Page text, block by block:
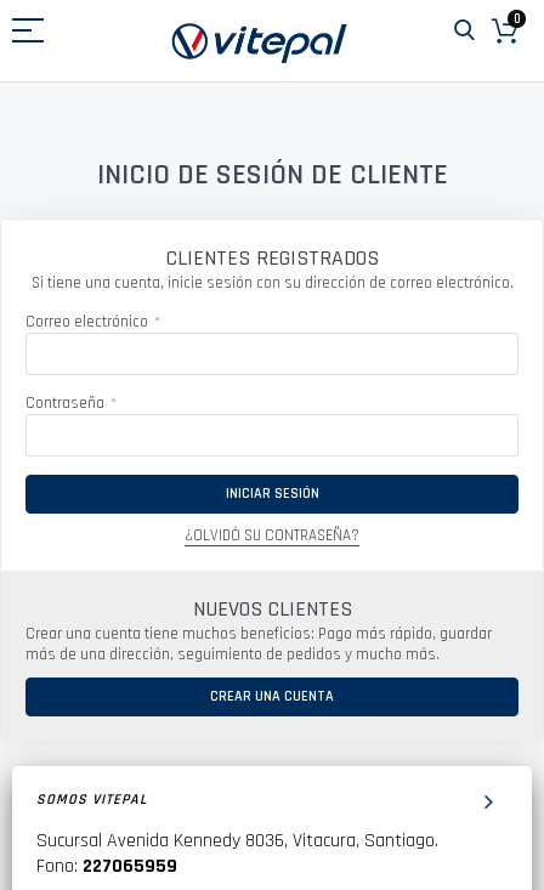
al
0
INICIO DE SESIÓN DE CLIENTE
CLIENTES REGISTRADOS
Si tiene una cuenta, inicie sesión con su dirección de correo electrónico.
Correo electrónico
Contraseña
INICIAR SESIÓN
¿OLVIDÓ SU CONTRASEÑA?
NUEVOS CLIENTES
Crear una cuenta tiene muchos beneficios: Pago más rápido, guardar
más de una dirección, seguimiento de pedidos y mucho más.
CREAR UNA CUENTA
SOMOS VITEPAL
Sucursal Avenida Kennedy 8036, Vitacura, Santiago.
Fono: 227065959